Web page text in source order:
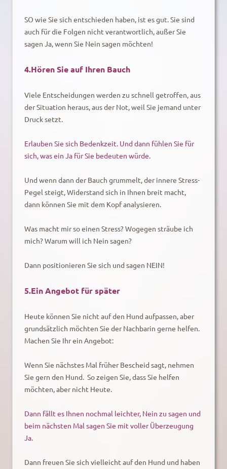
SO wie Sie sich entschieden haben, ist es gut. Sie sind
auch für die Folgen nicht verantwortlich, außer Sie
sagen Ja, wenn Sie Nein sagen möchten!
4.Hören Sie auf Ihren Bauch
Viele Entscheidungen werden zu schnell getroffen, aus
der Situation heraus, aus der Not, weil Sie jemand unter
Druck setzt.
Erlauben Sie sich Bedenkzeit. Und dann fühlen Sie für
sich, was ein Ja für Sie bedeuten würde.
Und wenn dann der Bauch grummelt, der innere Stress-
Pegel steigt, Widerstand sich in Ihnen breit macht,
dann können Sie mit dem Kopf analysieren.
Was macht mir so einen Stress? Wogegen sträube ich
mich? Warum will ich Nein sagen?
Dann positionieren Sie sich und sagen NEIN!
5.Ein Angebot für später
Heute können Sie nicht auf den Hund aufpassen, aber
grundsätzlich möchten Sie der Nachbarin gerne helfen.
Machen Sie Ihr ein Angebot:
Wenn Sie nächstes Mal früher Bescheid sagt, nehmen
Sie gern den Hund. So zeigen Sie, dass Sie helfen
möchten, aber nicht Heute.
Dann fällt es Ihnen nochmal leichter, Nein zu sagen und
beim nächsten Mal sagen Sie mit voller Überzeugung
Ja.
Dann freuen Sie sich vielleicht auf den Hund und haben